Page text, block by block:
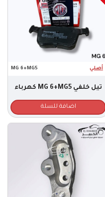
أصلي MG 6+MG5
تيل خلفي MG 6+MG5 كهرباء
اضافة للسلة